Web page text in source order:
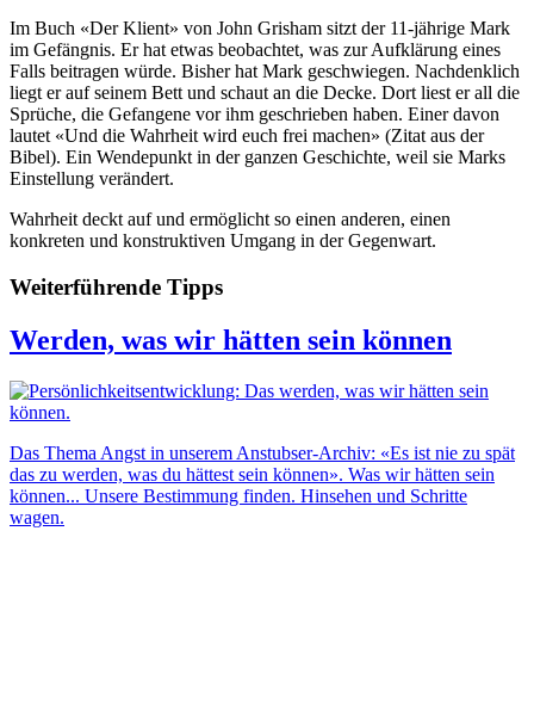
Im Buch «Der Klient» von John Grisham sitzt der 11-jährige Mark
im Gefängnis. Er hat etwas beobachtet, was zur Aufklärung eines
Falls beitragen würde. Bisher hat Mark geschwiegen. Nachdenklich
liegt er auf seinem Bett und schaut an die Decke. Dort liest er all die
Sprüche, die Gefangene vor ihm geschrieben haben. Einer davon
lautet «Und die Wahrheit wird euch frei machen» (Zitat aus der
Bibel). Ein Wendepunkt in der ganzen Geschichte, weil sie Marks
Einstellung verändert.
Wahrheit deckt auf und ermöglicht so einen anderen, einen
konkreten und konstruktiven Umgang in der Gegenwart.
Weiterführende Tipps
Werden, was wir hätten sein können
Das Thema Angst in unserem Anstubser-Archiv: «Es ist nie zu spät
das zu werden, was du hättest sein können». Was wir hätten sein
können... Unsere Bestimmung finden. Hinsehen und Schritte
wagen.